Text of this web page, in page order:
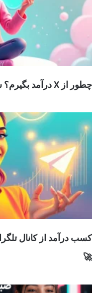
چطور از X درآمد بگیرم؟ شرط ها چیه؟ + ویدیو 📈
کسب درآمد از کانال
🚀